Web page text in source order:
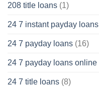
208 title loans (1)
24 7 instant payday loans
24 7 payday loans (16)
24 7 payday loans online
24 7 title loans (8)